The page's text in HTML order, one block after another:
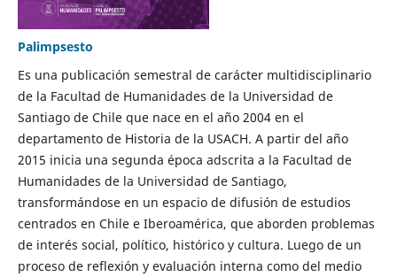
Palimpsesto
Es una publicación semestral de carácter multidisciplinario
de la Facultad de Humanidades de la Universidad de
Santiago de Chile que nace en el año 2004 en el
departamento de Historia de la USACH. A partir del año
2015 inicia una segunda época adscrita a la Facultad de
Humanidades de la Universidad de Santiago,
transformándose en un espacio de difusión de estudios
centrados en Chile e Iberoamérica, que aborden problemas
de interés social, político, histórico y cultura. Luego de un
proceso de reflexión y evaluación interna como del medio